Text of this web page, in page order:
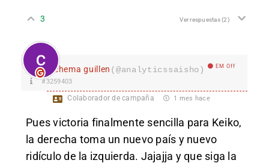
3 Ver respuestas(2)
chema guillen (@analyticssaisho) EM Off
#3259403
Colaborador de campaña 1 mes hace
Pues victoria finalmente sencilla para Keiko,
la derecha toma un nuevo país y nuevo
ridículo de la izquierda. Jajajja y que siga la